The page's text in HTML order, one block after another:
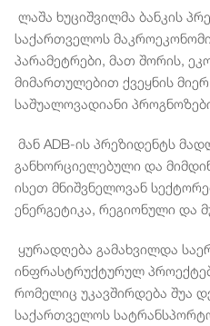
ლაშა ხუციშვილმა ბანკის
საქართველოს
პარამეტრები, მათ შორის,
მიმართულებით ქვეყნის
საშუალოვადიანი
მან ADB-ის პრეზიდენტს
განხორციელებული და
ისეთ მნიშვნელოვან
ენერგეტიკა, რეგიონული და
ყურადღება გამახვილდა
ინფრასტრუქტურულ
რომელიც უკავშირდება შუა
საქართველოს